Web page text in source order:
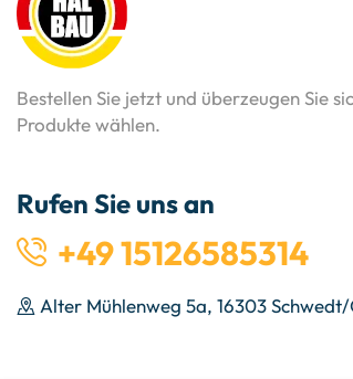
Bestellen Sie jetzt und überzeugen Sie
Produkte wählen.
Rufen Sie uns an
+49 15126585314
Alter Mühlenweg 5a, 16303